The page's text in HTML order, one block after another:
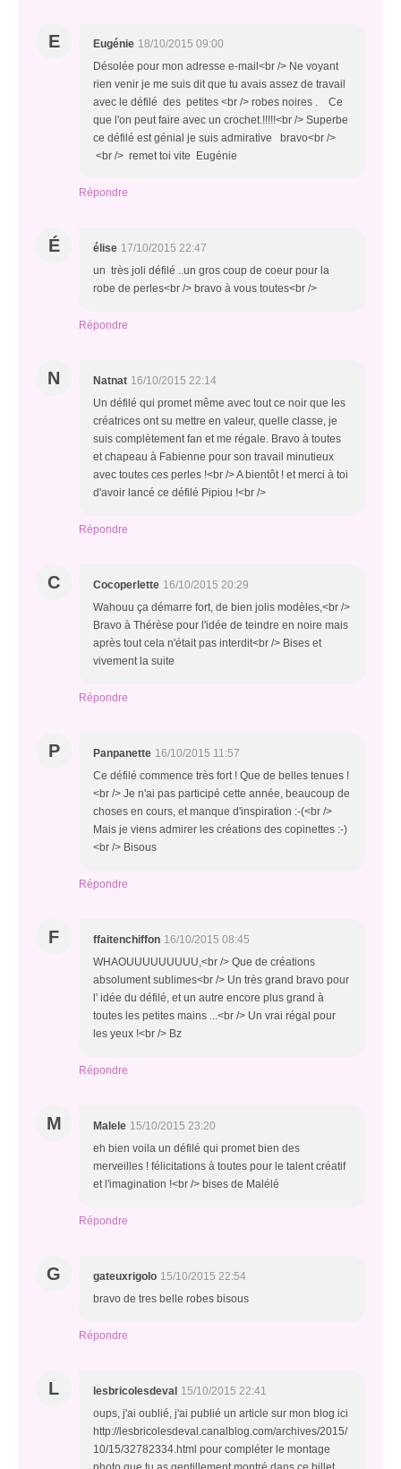
E Eugénie 18/10/2015 09:00
Désolée pour mon adresse e-mail<br /> Ne voyant
rien venir je me suis dit que tu avais assez de travail
avec le défilé des petites <br /> robes noires . Ce
que l'on peut faire avec un crochet.!!!!!<br /> Superbe
ce défilé est génial je suis admirative bravo<br />
<br /> remet toi vite Eugénie
Répondre
É élise 17/10/2015 22:47
un très joli défilé ..un gros coup de coeur pour la
robe de perles<br /> bravo à vous toutes<br />
Répondre
N Natnat 16/10/2015 22:14
Un défilé qui promet même avec tout ce noir que les
créatrices ont su mettre en valeur, quelle classe, je
suis complètement fan et me régale. Bravo à toutes
et chapeau à Fabienne pour son travail minutieux
avec toutes ces perles !<br /> A bientôt ! et merci à toi
d'avoir lancé ce défilé Pipiou !<br />
Répondre
C Cocoperlette 16/10/2015 20:29
Wahouu ça démarre fort, de bien jolis modèles,<br />
Bravo à Thérèse pour l'idée de teindre en noire mais
après tout cela n'était pas interdit<br /> Bises et
vivement la suite
Répondre
P Panpanette 16/10/2015 11:57
Ce défilé commence très fort ! Que de belles tenues !
<br /> Je n'ai pas participé cette année, beaucoup de
choses en cours, et manque d'inspiration :-(<br />
Mais je viens admirer les créations des copinettes :-)
<br /> Bisous
Répondre
F ffaitenchiffon 16/10/2015 08:45
WHAOUUUUUUUUU,<br /> Que de créations
absolument sublimes<br /> Un très grand bravo pour
l' idée du défilé, et un autre encore plus grand à
toutes les petites mains ...<br /> Un vrai régal pour
les yeux !<br /> Bz
Répondre
M Malele 15/10/2015 23:20
eh bien voila un défilé qui promet bien des
merveilles ! félicitations à toutes pour le talent créatif
et l'imagination !<br /> bises de Malélé
Répondre
G gateuxrigolo 15/10/2015 22:54
bravo de tres belle robes bisous
Répondre
L lesbricolesdeval 15/10/2015 22:41
oups, j'ai oublié, j'ai publié un article sur mon blog ici
http://lesbricolesdeval.canalblog.com/archives/2015/
10/15/32782334.html pour compléter le montage